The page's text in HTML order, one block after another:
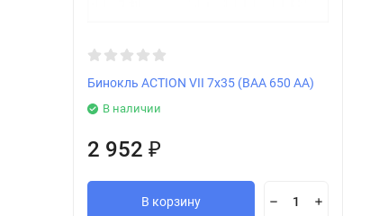
Бинокль ACTION VII 7х35 (BAA 650 AA)
В наличии
2 952 ₽
В корзину